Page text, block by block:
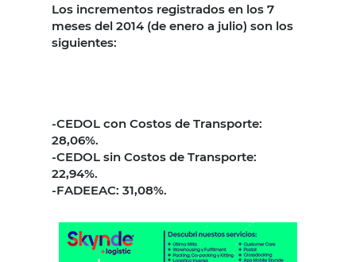
Los incrementos registrados en los 7
meses del 2014 (de enero a julio) son los
siguientes:
-CEDOL con Costos de Transporte:
28,06%.
-CEDOL sin Costos de Transporte:
22,94%.
-FADEEAC: 31,08%.